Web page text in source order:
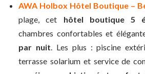
AWA Holbox Hôtel Boutique –
plage, cet hôtel boutique 5
chambres confortables et
par nuit. Les plus : piscine
terrasse solarium et service de